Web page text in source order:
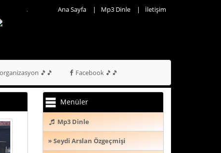
Ana Sayfa Mp3 Dinle İletişim
🎵🎵 Facebook 🎵🎵
Menüler
Mp3 Dinle
» Seydi Arslan Özgeçmişi